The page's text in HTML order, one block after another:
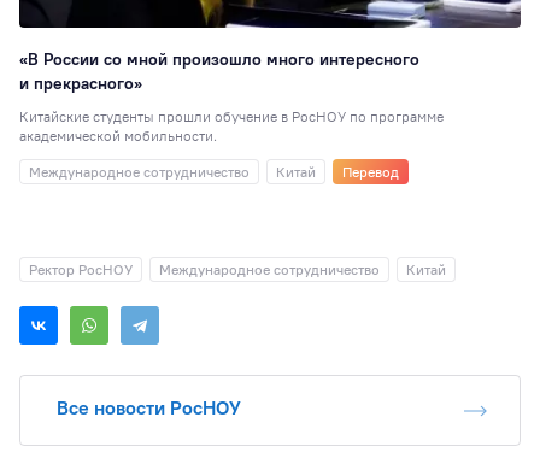
«В России со мной произошло много интересного
и прекрасного»
Китайские студенты прошли обучение в РосНОУ по программе
академической мобильности.
Международное сотрудничество
Китай Перевод
Ректор РосНОУ Международное сотрудничество Китай
Все новости РосНОУ